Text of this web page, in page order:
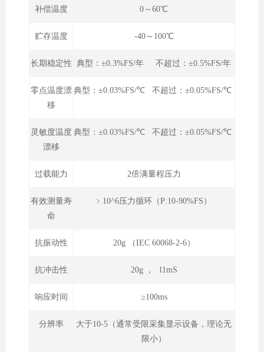
补偿温度 0～60℃
贮存温度 -40～100℃
长期稳定性 典型：±0.3%FS/年 不超过：±0.5%FS/年
零点温度漂
移
典型：±0.03%FS/℃ 不超过：±0.05%FS/℃
灵敏度温度
漂移
典型：±0.03%FS/℃ 不超过：±0.05%FS/℃
过载能力 2倍满量程压力
有效测量寿
命
﹥10^6压力循环（P:10-90%FS）
抗振动性 20g （IEC 60068-2-6）
抗冲击性 20g ， 11mS
响应时间 ≥100ms
分辨率
大于10-5（通常受限采集显示设备，理论无
限小）